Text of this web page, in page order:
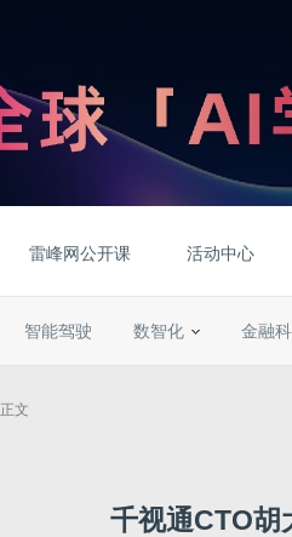
雷峰网公开课 活动中心
智能驾驶 数智化 金融
正文
千视通CTO胡